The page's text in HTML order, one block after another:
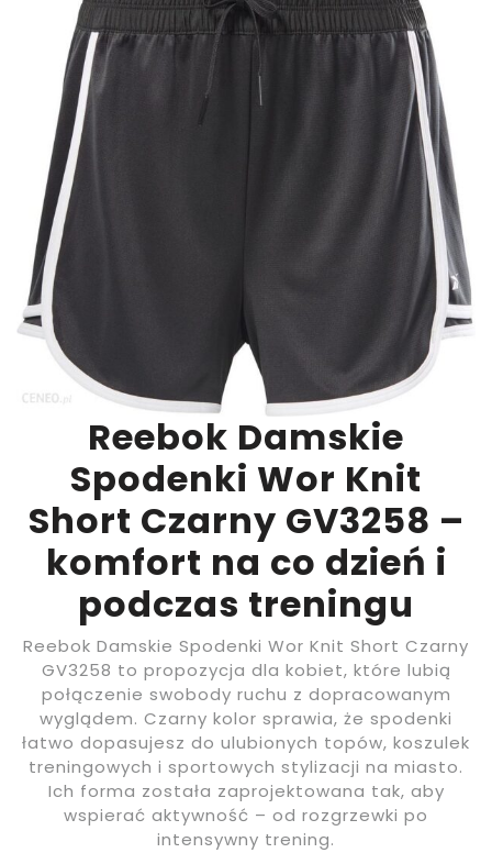
Reebok Damskie
Spodenki Wor Knit
Short Czarny GV3258 –
komfort na co dzień i
podczas treningu
Reebok Damskie Spodenki Wor Knit Short Czarny
GV3258 to propozycja dla kobiet, które lubią
połączenie swobody ruchu z dopracowanym
wyglądem. Czarny kolor sprawia, że spodenki
łatwo dopasujesz do ulubionych topów, koszulek
treningowych i sportowych stylizacji na miasto.
Ich forma została zaprojektowana tak, aby
wspierać aktywność – od rozgrzewki po
intensywny trening.